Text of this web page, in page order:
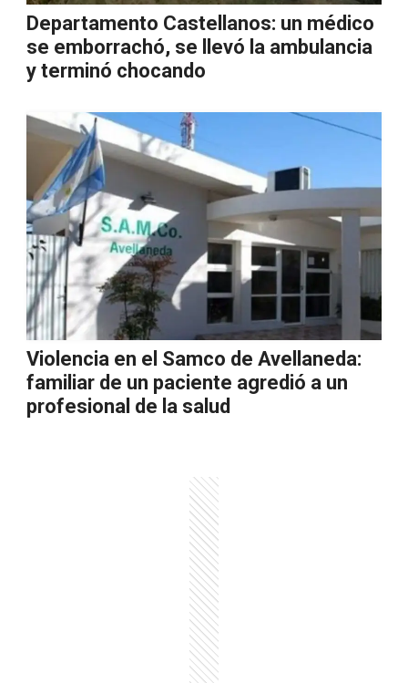
Departamento Castellanos: un médico
se emborrachó, se llevó la ambulancia
y terminó chocando
Violencia en el Samco de Avellaneda:
familiar de un paciente agredió a un
profesional de la salud